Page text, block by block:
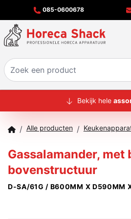
085-0600678
HOME
MERKEN
CONTACT
Bekijk hele
/ Alle producten /
Gassalamander, met
bovenstructuur
D-SA/61G / B600MM X D590MM